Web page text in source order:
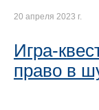
20 апреля 2023 г.
Игра-
право в